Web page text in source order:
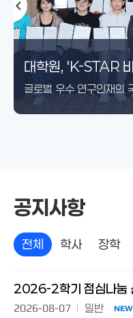
경영대학, NH농협
‘농심천심’ 가치 확
대학원, 'K-STAR
우수인재의 날 개최
글로벌 우수 연구인재의
대학원 항공우주공
우주항공 미래 비전
세계적 고출력 전
2026’ 개최
메모리 반도체 최
메모리 반도체 특론
우리 대학교, 엔비
총회 아시아 첫 유치
제39주기 이한열
故 최창규 박사 유
27만 5천 달러 기부
독일 연구중심대
방문
윤동섭 총장, 일본
학위 수여
우원식 국회의장에
‘면역-대사 네트워
개소… 정밀 바이오
경영대학, NH농협
‘농심천심’ 가치 확
대학원, 'K-STAR
우수인재의 날 개최
공지사항
공지사항
전체 학사 장학
2026-2학기 점심나눔
2026-08-07 일반 NEW